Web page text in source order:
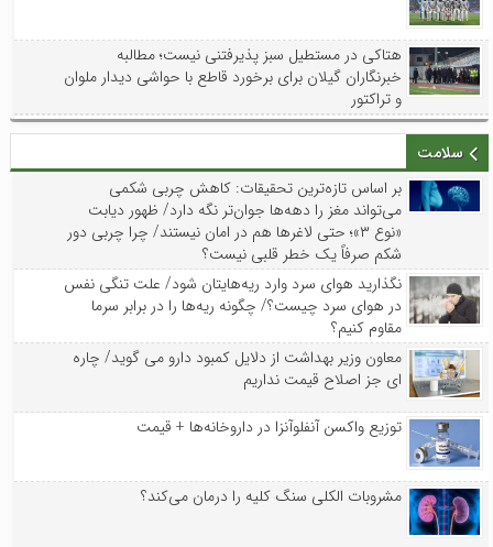
هتاکی در مستطیل سبز پذیرفتنی نیست؛ مطالبه
خبرنگاران گیلان برای برخورد قاطع با حواشی دیدار ملوان
و تراکتور
سلامت
بر اساس تازه‌ترین تحقیقات: کاهش چربی شکمی
می‌تواند مغز را دهه‌ها جوان‌تر نگه دارد/ ظهور دیابت
«نوع ۳»؛ حتی لاغرها هم در امان نیستند/ چرا چربی دور
شکم صرفاً یک خطر قلبی نیست؟
نگذارید هوای سرد وارد ریه‌هایتان شود/ علت تنگی نفس
در هوای سرد چیست؟/ چگونه ریه‌ها را در برابر سرما
مقاوم کنیم؟
معاون وزیر بهداشت از دلایل کمبود دارو می گوید/ چاره
ای جز اصلاح قیمت نداریم
توزیع واکسن‌ آنفلوآنزا در داروخانه‌ها + قیمت
مشروبات الکلی سنگ کلیه را درمان می‌کند؟